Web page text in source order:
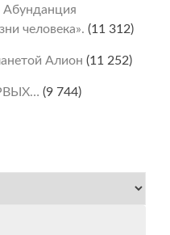
Абунданция
человека». (11 312)
Алион (11 252)
(9 744)